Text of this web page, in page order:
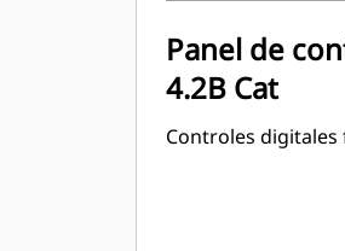
Panel de
4.2B Cat
Controles digitales